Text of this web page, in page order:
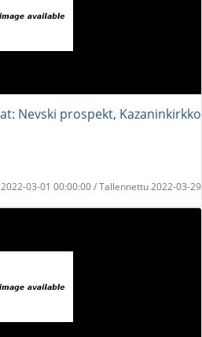
Nevski prospekt, Kazaninkirkko
2022-03-01 00:00:00 / Tallennettu 2022-03-29